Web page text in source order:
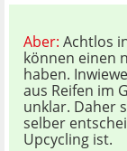
Aber: Achtlos
können einen
haben.
aus Reifen im
unklar. Daher
selber
Upcycling ist.